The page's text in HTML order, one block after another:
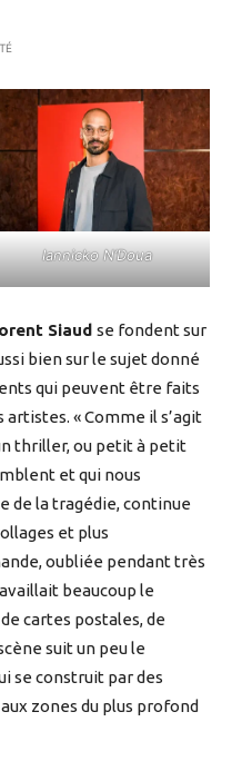
Iannicko N’Doua
Siaud se fondent sur
bien sur le sujet donné
qui peuvent être faits
« Comme il s’agit
thriller, ou petit à petit
et qui nous
de la tragédie, continue
et plus
oubliée pendant très
beaucoup le
cartes postales, de
suit un peu le
se construit par des
zones du plus profond